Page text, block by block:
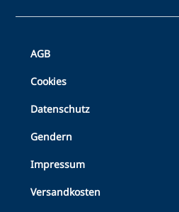
Bottom
Footer
AGB
Cookies
Datenschutz
Gendern
Impressum
Versandkosten